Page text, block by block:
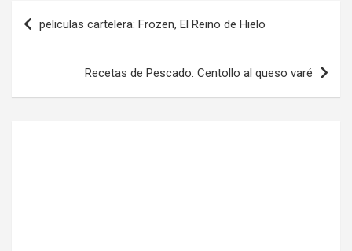
Navegación
de
entradas
peliculas cartelera: Frozen, El Reino de Hielo
Recetas de Pescado: Centollo al queso varé